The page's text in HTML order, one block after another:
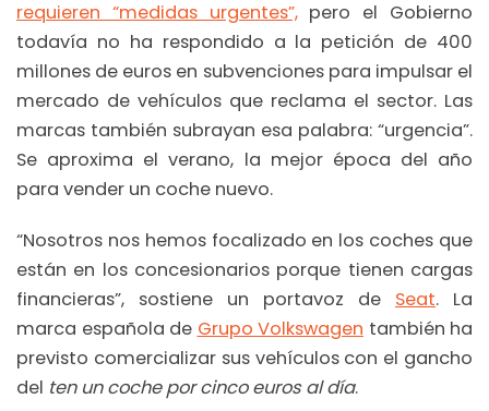
requieren “medidas urgentes”,pero el Gobierno
todavía no ha respondido a la petición de 400
millones de euros en subvenciones para impulsar el
mercado de vehículos que reclama el sector. Las
marcas también subrayan esa palabra: “urgencia”.
Se aproxima el verano, la mejor época del año
para vender un coche nuevo.
“Nosotros nos hemos focalizado en los coches que
están en los concesionarios porque tienen cargas
financieras”, sostiene un portavoz de Seat. La
marca española de Grupo Volkswagen también ha
previsto comercializar sus vehículos con el gancho
del ten un coche por cinco euros al día.